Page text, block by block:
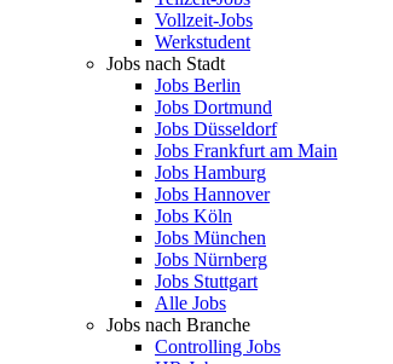
Vollzeit-Jobs
Werkstudent
Jobs nach Stadt
Jobs Berlin
Jobs Dortmund
Jobs Düsseldorf
Jobs Frankfurt am Main
Jobs Hamburg
Jobs Hannover
Jobs Köln
Jobs München
Jobs Nürnberg
Jobs Stuttgart
Alle Jobs
Jobs nach Branche
Controlling Jobs